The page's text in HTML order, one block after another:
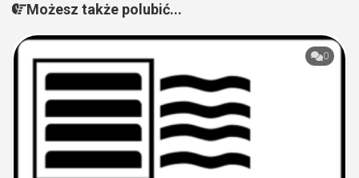
Możesz także polubić...
0